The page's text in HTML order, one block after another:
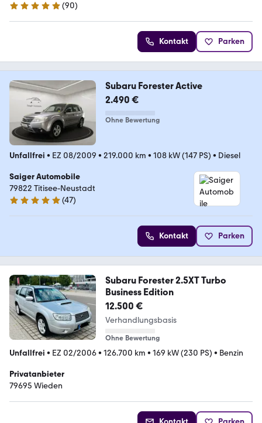
4.8 Sterne
(90)
Kontakt Parken
Subaru Forester Active
2.490 €
Ohne Bewertung
Unfallfrei • EZ 08/2009 • 219.000 km • 108 kW (147 PS) • Diesel
Saiger Automobile
79822 Titisee-Neustadt
4.8 Sterne
(47)
Kontakt Parken
Subaru Forester 2.5XT Turbo
Business Edition
12.500 €
Verhandlungsbasis
Ohne Bewertung
Unfallfrei • EZ 02/2006• 126.700 km • 169 kW (230 PS) • Benzin
Privatanbieter
79695 Wieden